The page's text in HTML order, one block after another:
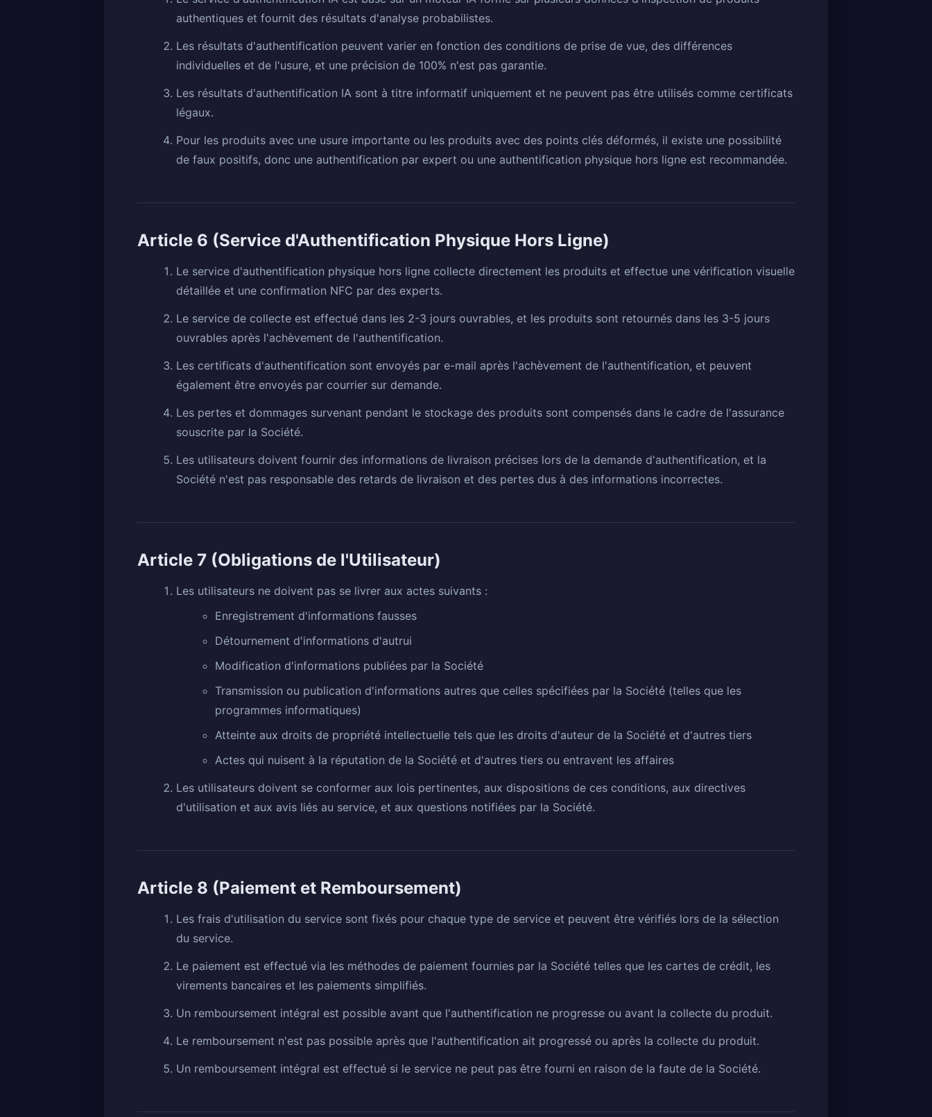
authentiques et fournit des résultats d'analyse probabilistes.
Les résultats d'authentification peuvent varier en fonction des conditions de prise de vue, des différences
individuelles et de l'usure, et une précision de 100% n'est pas garantie.
Les résultats d'authentification IA sont à titre informatif uniquement et ne peuvent pas être utilisés comme certificats
légaux.
Pour les produits avec une usure importante ou les produits avec des points clés déformés, il existe une possibilité
de faux positifs, donc une authentification par expert ou une authentification physique hors ligne est recommandée.
Article 6 (Service d'Authentification Physique Hors Ligne)
Le service d'authentification physique hors ligne collecte directement les produits et effectue une vérification visuelle
détaillée et une confirmation NFC par des experts.
Le service de collecte est effectué dans les 2-3 jours ouvrables, et les produits sont retournés dans les 3-5 jours
ouvrables après l'achèvement de l'authentification.
Les certificats d'authentification sont envoyés par e-mail après l'achèvement de l'authentification, et peuvent
également être envoyés par courrier sur demande.
Les pertes et dommages survenant pendant le stockage des produits sont compensés dans le cadre de l'assurance
souscrite par la Société.
Les utilisateurs doivent fournir des informations de livraison précises lors de la demande d'authentification, et la
Société n'est pas responsable des retards de livraison et des pertes dus à des informations incorrectes.
Article 7 (Obligations de l'Utilisateur)
Les utilisateurs ne doivent pas se livrer aux actes suivants :
Enregistrement d'informations fausses
Détournement d'informations d'autrui
Modification d'informations publiées par la Société
Transmission ou publication d'informations autres que celles spécifiées par la Société (telles que les
programmes informatiques)
Atteinte aux droits de propriété intellectuelle tels que les droits d'auteur de la Société et d'autres tiers
Actes qui nuisent à la réputation de la Société et d'autres tiers ou entravent les affaires
Les utilisateurs doivent se conformer aux lois pertinentes, aux dispositions de ces conditions, aux directives
d'utilisation et aux avis liés au service, et aux questions notifiées par la Société.
Article 8 (Paiement et Remboursement)
Les frais d'utilisation du service sont fixés pour chaque type de service et peuvent être vérifiés lors de la sélection
du service.
Le paiement est effectué via les méthodes de paiement fournies par la Société telles que les cartes de crédit, les
virements bancaires et les paiements simplifiés.
Un remboursement intégral est possible avant que l'authentification ne progresse ou avant la collecte du produit.
Le remboursement n'est pas possible après que l'authentification ait progressé ou après la collecte du produit.
Un remboursement intégral est effectué si le service ne peut pas être fourni en raison de la faute de la Société.